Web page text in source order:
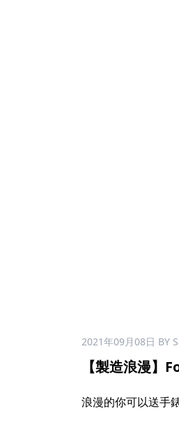
2021年09月08日 BY
【製造浪漫】
浪漫的你可以送手